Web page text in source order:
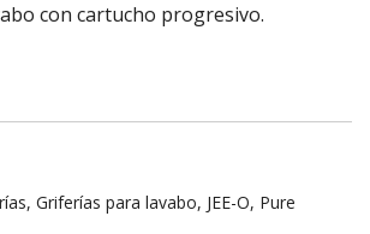
con cartucho progresivo.
, Griferías para lavabo, JEE-O, Pure